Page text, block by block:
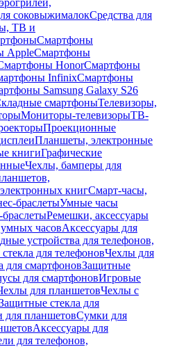
соковыжималокСредства для
ТВ и
Смартфоны
AppleСмартфоны
HonorСмартфоны
InfinixСмартфоны
Samsung Galaxy S26
смартфоныТелевизоры,
Мониторы-телевизорыТВ-
Проекционные
Планшеты, электронные
книгиГрафические
Чехлы, бамперы для
книгСмарт-часы,
браслетыУмные часы
Ремешки, аксессуары
часовАксессуары для
устройства для телефонов,
для телефоновЧехлы для
для смартфоновЗащитные
для смартфоновИгровые
для планшетовЧехлы с
стекла для
планшетовСумки для
Аксессуары для
для телефонов,